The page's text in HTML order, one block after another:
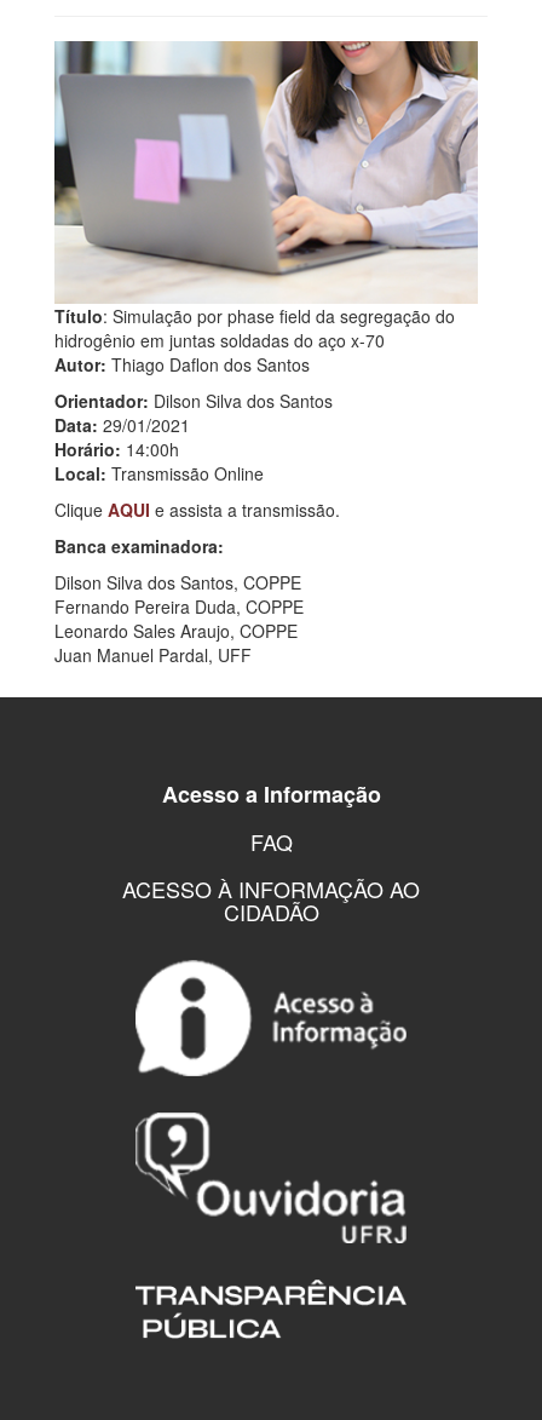
Título: Simulação por phase field da segregação do
hidrogênio em juntas soldadas do aço x-70
Autor: Thiago Daflon dos Santos
Orientador: Dilson Silva dos Santos
Data: 29/01/2021
Horário: 14:00h
Local: Transmissão Online
Clique AQUI e assista a transmissão.
Banca examinadora:
Dilson Silva dos Santos, COPPE
Fernando Pereira Duda, COPPE
Leonardo Sales Araujo, COPPE
Juan Manuel Pardal, UFF
Acesso a Informação
FAQ
ACESSO À INFORMAÇÃO AO
CIDADÃO